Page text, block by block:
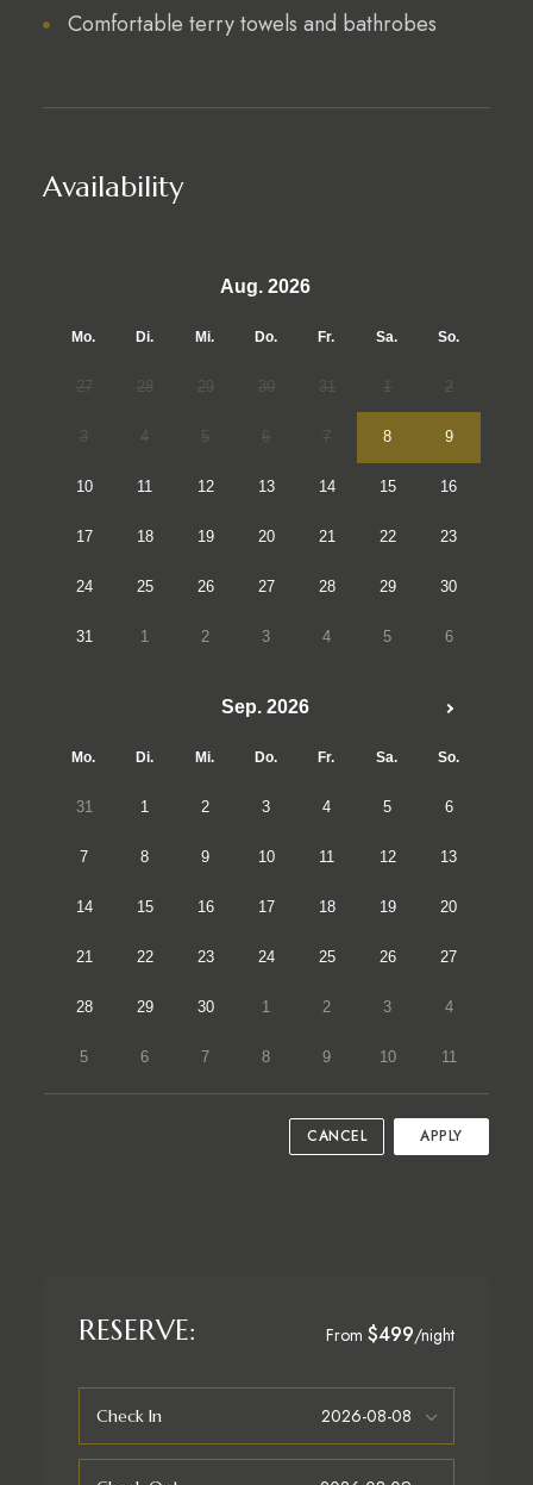
Comfortable terry towels and bathrobes
Availability
Aug. 2026
Mo. Di. Mi. Do. Fr. Sa. So.
27 28 29 30 31 1 2
3 4 5 6 7 8 9
10 11 12 13 14 15 16
17 18 19 20 21 22 23
24 25 26 27 28 29 30
31 1 2 3 4 5 6
Sep. 2026
Mo. Di. Mi. Do. Fr. Sa. So.
31 1 2 3 4 5 6
7 8 9 10 11 12 13
14 15 16 17 18 19 20
21 22 23 24 25 26 27
28 29 30 1 2 3 4
5 6 7 8 9 10 11
CANCEL APPLY
RESERVE: From$499/night
Check In